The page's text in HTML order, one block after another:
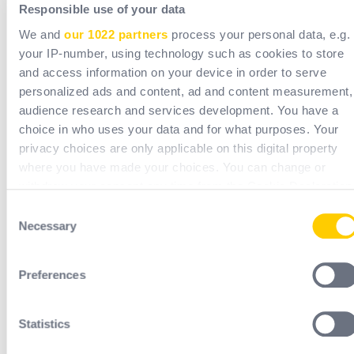
Responsible use of your data
We and our 1022 partners process your personal data, e.g.
your IP-number, using technology such as cookies to store
and access information on your device in order to serve
personalized ads and content, ad and content measurement,
audience research and services development. You have a
choice in who uses your data and for what purposes. Your
privacy choices are only applicable on this digital property
where you have made your choices. You can change or
Collect information about your geographical location
characteristics (fingerprinting)
Selection
Necessary
Preferences
Statistics
Documentation
Installatie-eigenschappen
EVO: vrijstaande versie